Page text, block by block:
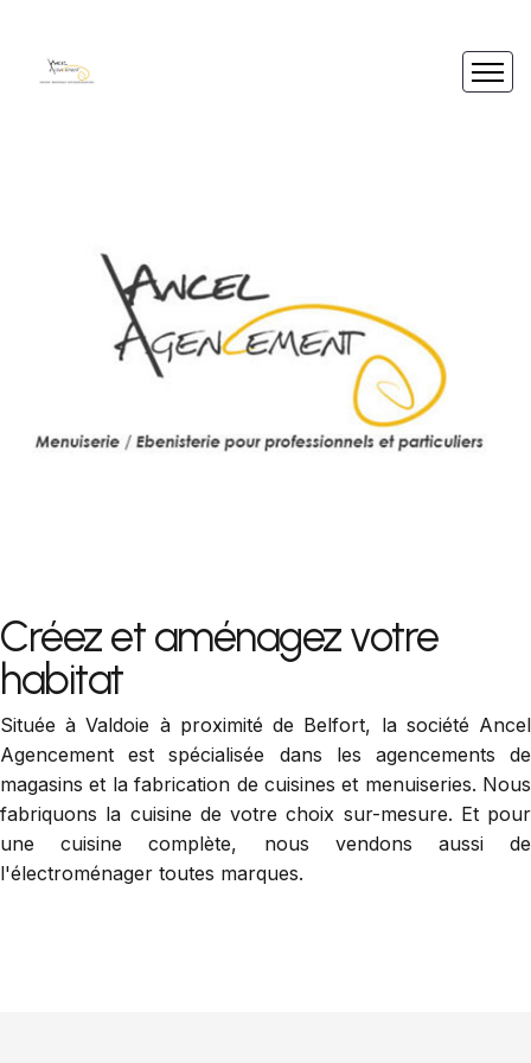
Créez et aménagez votre
habitat
Située à Valdoie à proximité de Belfort, la société Ancel
Agencement est spécialisée dans les agencements de
magasins et la fabrication de cuisines et menuiseries. Nous
fabriquons la cuisine de votre choix sur-mesure. Et pour
une cuisine complète, nous vendons aussi de
l'électroménager toutes marques.